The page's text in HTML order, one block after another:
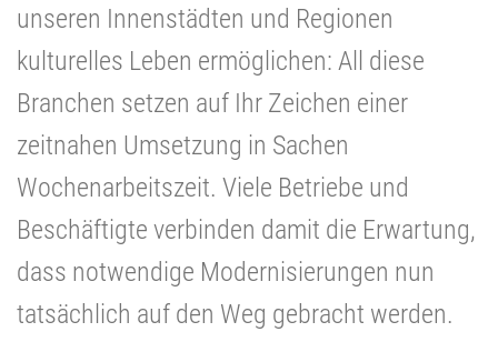
unseren Innenstädten und Regionen
kulturelles Leben ermöglichen: All diese
Branchen setzen auf Ihr Zeichen einer
zeitnahen Umsetzung in Sachen
Wochenarbeitszeit. Viele Betriebe und
Beschäftigte verbinden damit die Erwartung,
dass notwendige Modernisierungen nun
tatsächlich auf den Weg gebracht werden.